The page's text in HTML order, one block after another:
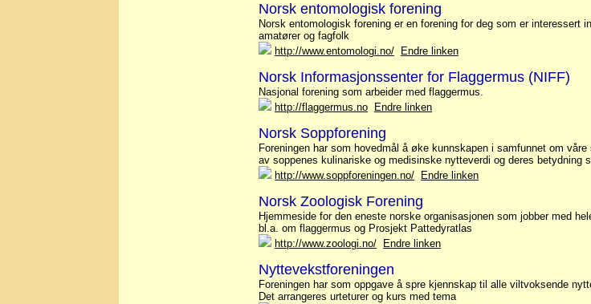
Norsk entomologisk forening
Norsk entomologisk forening er en forening for deg som er interessert
amatører og fagfolk
http://www.entomologi.no/
Endre linken
Norsk Informasjonssenter for Flaggermus (NIFF)
Nasjonal forening som arbeider med flaggermus.
http://flaggermus.no
Endre linken
Norsk Soppforening
Foreningen har som hovedmål å øke kunnskapen i samfunnet om
av soppenes kulinariske og medisinske nytteverdi og deres betydning
http://www.soppforeningen.no/
Endre linken
Norsk Zoologisk Forening
Hjemmeside for den eneste norske organisasjonen som jobber med
bl.a. om flaggermus og Prosjekt Pattedyratlas
http://www.zoologi.no/
Endre linken
Nyttevekstforeningen
Foreningen har som oppgave å spre kjennskap til alle viltvoksende
Det arrangeres urteturer og kurs med tema